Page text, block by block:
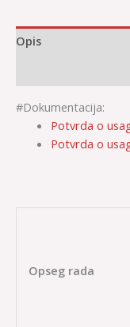
Opis
#Dokumentacija:
Potvrda o
Potvrda o
Opseg rada